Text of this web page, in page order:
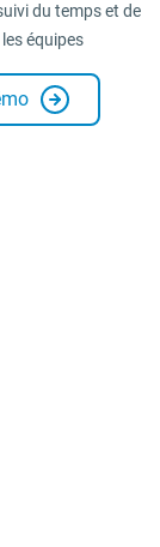
du temps et de
équipes